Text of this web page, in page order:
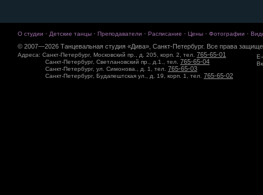
О студии · Детские танцы · Преподаватели · Расписание · Цены · Фотографии ·
© 2007—2026 Танцевальная студия «Дива», Санкт-Петербург. Все права
Адреса: Санкт-Петербург, Московский пр., д. 205, корп. 2, тел. 765-65-01
Санкт-Петербург, Светлановский пр., д.1., тел. 765-65-04
Санкт-Петербург, ул. Симонова., д. 1, тел. 765-65-03
Санкт-Петербург, Будапештская ул., д. 19, корп. 1, тел. 765-65-02